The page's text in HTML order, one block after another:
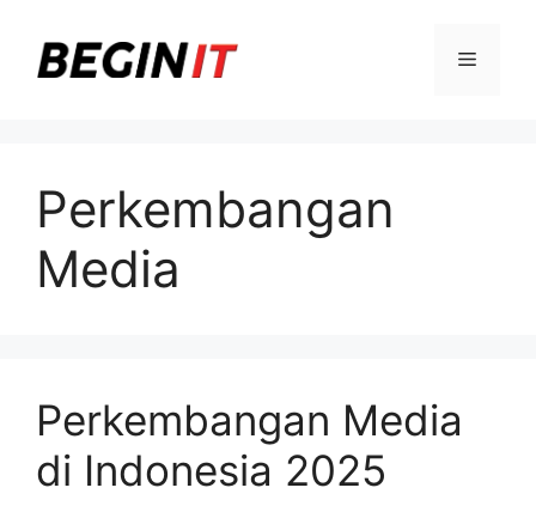
Menu
Perkembangan
Media
Perkembangan Media
di Indonesia 2025